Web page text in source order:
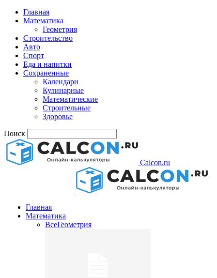
Главная
Математика
Геометрия
Строительство
Авто
Спорт
Еда и напитки
Сохраненные
Календари
Кулинарные
Математические
Строительные
Здоровье
Поиск
Calcon.ru
Главная
Математика
ВсеГеометрия